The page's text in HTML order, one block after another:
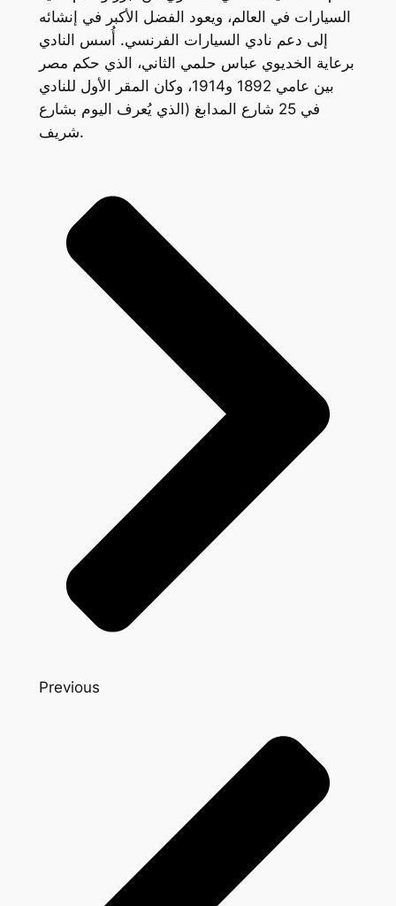
السيارات في العالم، ويعود الفضل الأكبر في إنشائه
إلى دعم نادي السيارات الفرنسي. أُسس النادي
برعاية الخديوي عباس حلمي الثاني، الذي حكم مصر
بين عامي 1892 و1914، وكان المقر الأول للنادي
في 25 شارع المدابغ (الذي يُعرف اليوم بشارع
شريف.
Previous